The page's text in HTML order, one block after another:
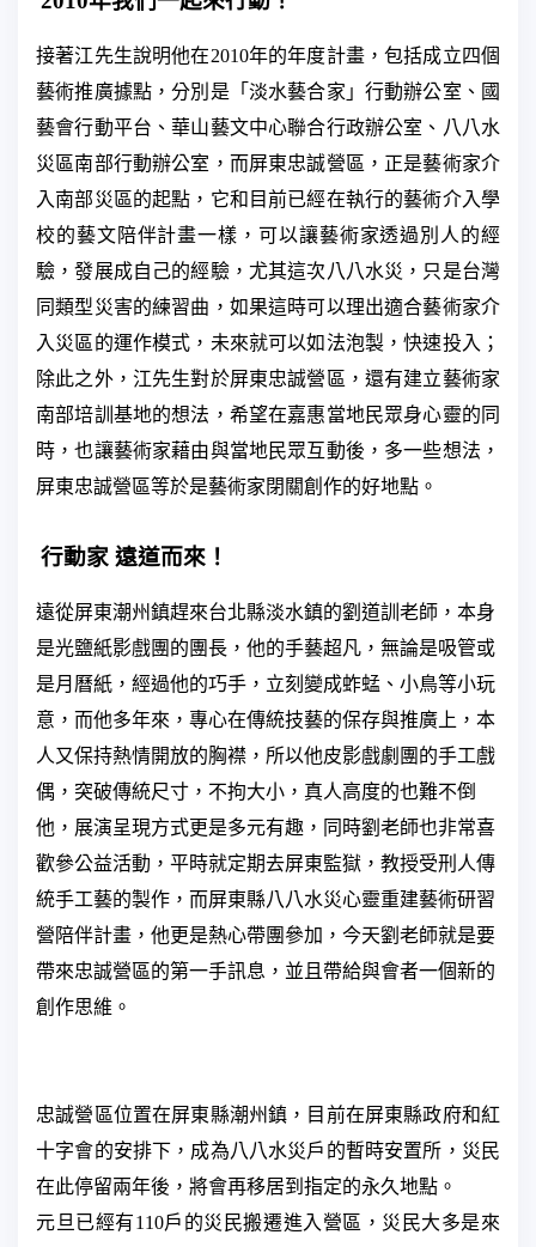
接著江先生說明他在2010年的年度計畫，包括成立四個
藝術推廣據點，分別是「淡水藝合家」行動辦公室、國
藝會行動平台、華山藝文中心聯合行政辦公室、八八水
災區南部行動辦公室，而屏東忠誠營區，正是藝術家介
入南部災區的起點，它和目前已經在執行的藝術介入學
校的藝文陪伴計畫一樣，可以讓藝術家透過別人的經
驗，發展成自己的經驗，尤其這次八八水災，只是台灣
同類型災害的練習曲，如果這時可以理出適合藝術家介
入災區的運作模式，未來就可以如法泡製，快速投入；
除此之外，江先生對於屏東忠誠營區，還有建立藝術家
南部培訓基地的想法，希望在嘉惠當地民眾身心靈的同
時，也讓藝術家藉由與當地民眾互動後，多一些想法，
屏東忠誠營區等於是藝術家閉關創作的好地點。
行動家 遠道而來！
遠從屏東潮州鎮趕來台北縣淡水鎮的劉道訓老師，本身
是光鹽紙影戲團的團長，他的手藝超凡，無論是吸管或
是月曆紙，經過他的巧手，立刻變成蚱蜢、小鳥等小玩
意，而他多年來，專心在傳統技藝的保存與推廣上，本
人又保持熱情開放的胸襟，所以他皮影戲劇團的手工戲
偶，突破傳統尺寸，不拘大小，真人高度的也難不倒
他，展演呈現方式更是多元有趣，同時劉老師也非常喜
歡參公益活動，平時就定期去屏東監獄，教授受刑人傳
統手工藝的製作，而屏東縣八八水災心靈重建藝術研習
營陪伴計畫，他更是熱心帶團參加，今天劉老師就是要
帶來忠誠營區的第一手訊息，並且帶給與會者一個新的
創作思維。
忠誠營區位置在屏東縣潮州鎮，目前在屏東縣政府和紅
十字會的安排下，成為八八水災戶的暫時安置所，災民
在此停留兩年後，將會再移居到指定的永久地點。
元旦已經有110戶的災民搬遷進入營區，災民大多是來